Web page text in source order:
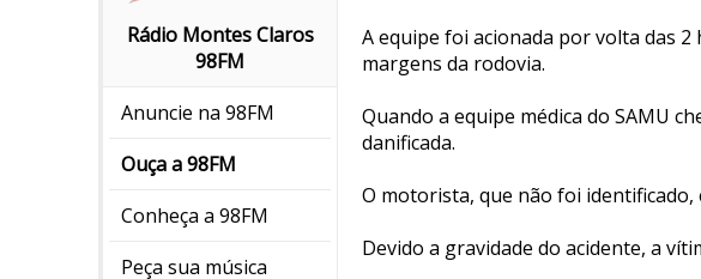
Rádio Montes Claros
98FM
Anuncie na 98FM
Ouça a 98FM
Conheça a 98FM
Peça sua música
A equipe foi acionada por volta das
margens da rodovia.
Quando a equipe médica do SAMU
danificada.
O motorista, que não foi
Devido a gravidade do acidente, a